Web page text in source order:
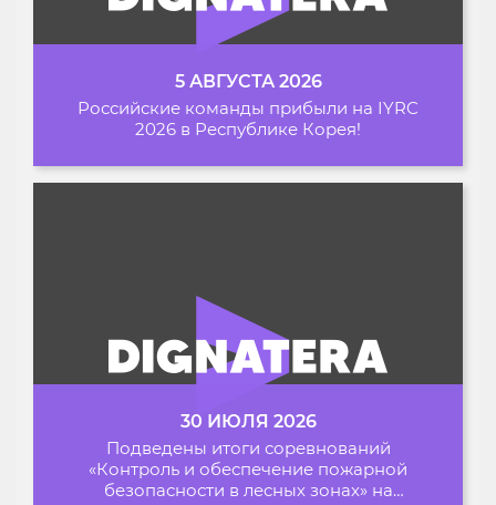
5 АВГУСТА 2026
Российские команды прибыли на IYRC
2026 в Республике Корея!
30 ИЮЛЯ 2026
Подведены итоги соревнований
«Контроль и обеспечение пожарной
безопасности в лесных зонах» на